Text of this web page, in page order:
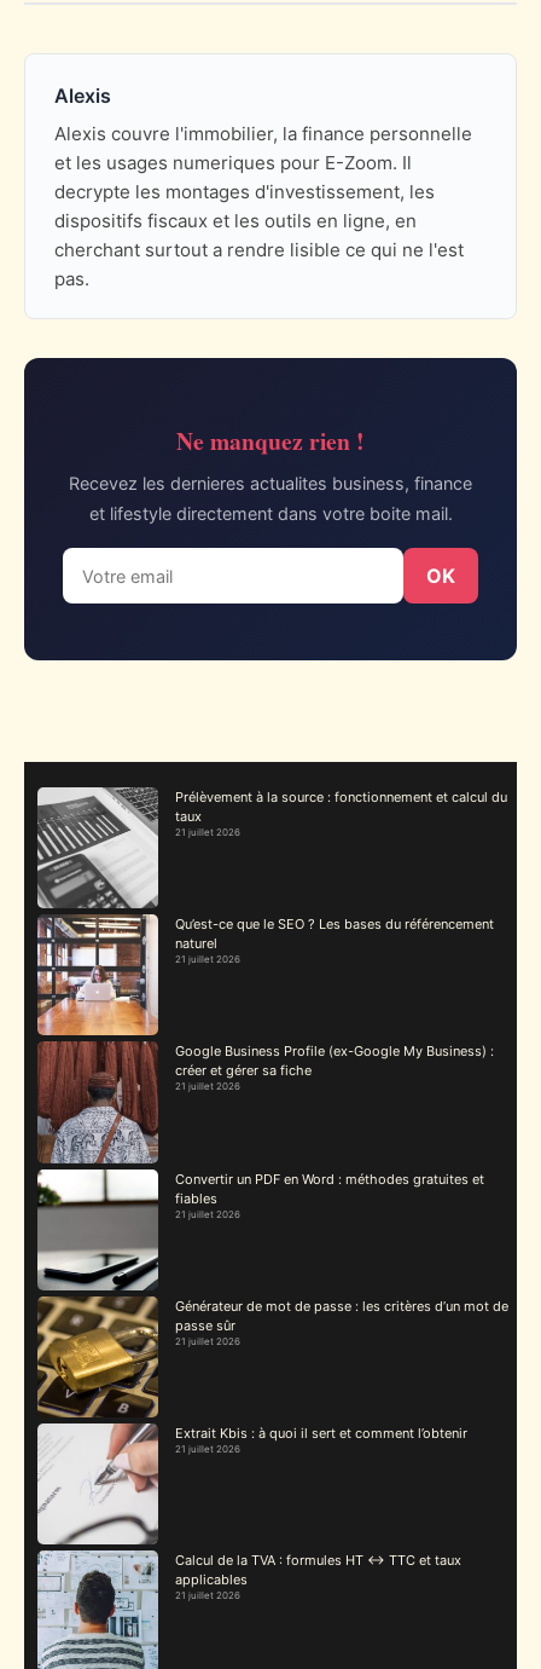
Alexis
Alexis couvre l'immobilier, la finance personnelle
et les usages numeriques pour E-Zoom. Il
decrypte les montages d'investissement, les
dispositifs fiscaux et les outils en ligne, en
cherchant surtout a rendre lisible ce qui ne l'est
pas.
Ne manquez rien !
Recevez les dernieres actualites business, finance
et lifestyle directement dans votre boite mail.
OK
Prélèvement à la source : fonctionnement et calcul du
taux
21 juillet 2026
Qu’est-ce que le SEO ? Les bases du référencement
naturel
21 juillet 2026
Google Business Profile (ex-Google My Business) :
créer et gérer sa fiche
21 juillet 2026
Convertir un PDF en Word : méthodes gratuites et
fiables
21 juillet 2026
Générateur de mot de passe : les critères d’un mot de
passe sûr
21 juillet 2026
Extrait Kbis : à quoi il sert et comment l’obtenir
21 juillet 2026
Calcul de la TVA : formules HT ↔ TTC et taux
applicables
21 juillet 2026